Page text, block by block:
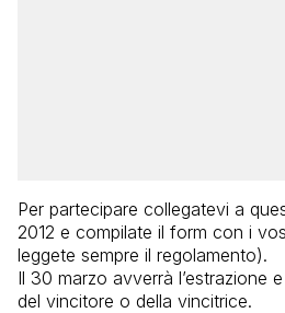
Per partecipare collegatevi a
2012 e compilate il form con i
leggete sempre il regolamento).
Il 30 marzo avverrà l’estrazione
del vincitore o della vincitrice.